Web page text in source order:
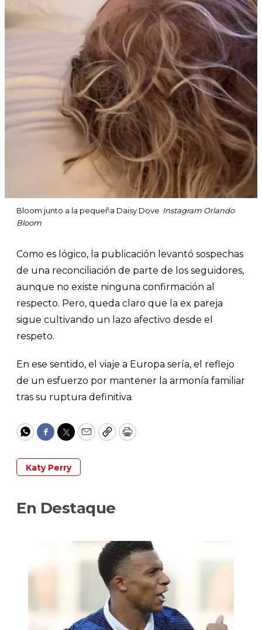
Bloom junto a la pequeña Daisy Dove Instagram Orlando
Bloom
Como es lógico, la publicación levantó sospechas
de una reconciliación de parte de los seguidores,
aunque no existe ninguna confirmación al
respecto. Pero, queda claro que la ex pareja
sigue cultivando un lazo afectivo desde el
respeto.
En ese sentido, el viaje a Europa sería, el reflejo
de un esfuerzo por mantener la armonía familiar
tras su ruptura definitiva.
WhatsApp
Facebook
Twitter
EmailCopyPrint
Katy Perry
En Destaque